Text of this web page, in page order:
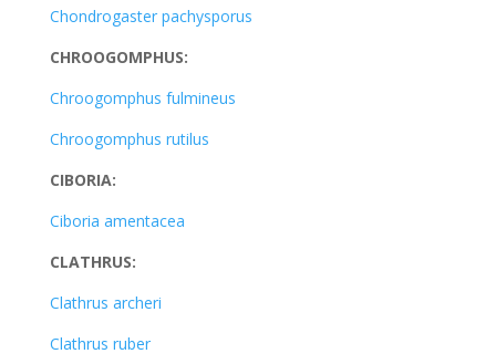
Chondrogaster pachysporus
CHROOGOMPHUS:
Chroogomphus fulmineus
Chroogomphus rutilus
CIBORIA:
Ciboria amentacea
CLATHRUS:
Clathrus archeri
Clathrus ruber